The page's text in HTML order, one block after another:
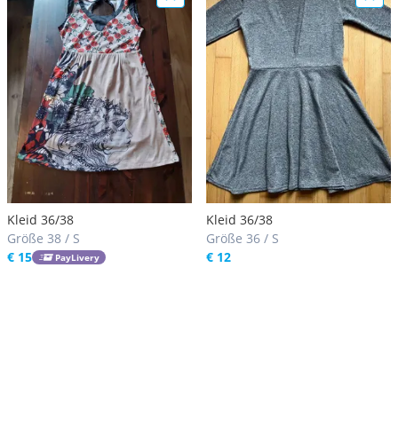
Kleid 36/38
Größe 38 / S
€ 15
PayLivery
Kleid 36/38
Größe 36 / S
€ 12